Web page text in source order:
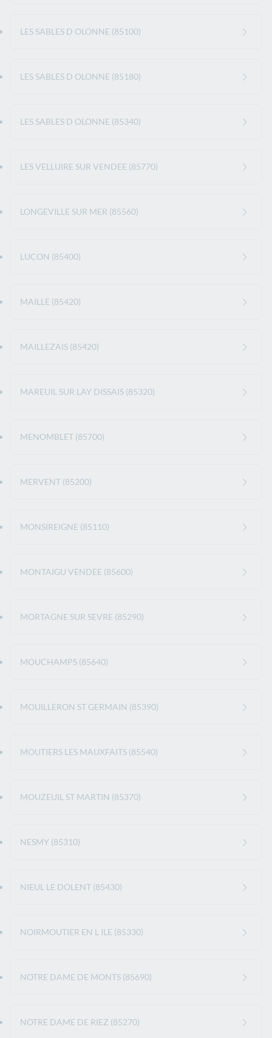
LES SABLES D OLONNE (85100)
LES SABLES D OLONNE (85180)
LES SABLES D OLONNE (85340)
LES VELLUIRE SUR VENDEE (85770)
LONGEVILLE SUR MER (85560)
LUCON (85400)
MAILLE (85420)
MAILLEZAIS (85420)
MAREUIL SUR LAY DISSAIS (85320)
MENOMBLET (85700)
MERVENT (85200)
MONSIREIGNE (85110)
MONTAIGU VENDEE (85600)
MORTAGNE SUR SEVRE (85290)
MOUCHAMPS (85640)
MOUILLERON ST GERMAIN (85390)
MOUTIERS LES MAUXFAITS (85540)
MOUZEUIL ST MARTIN (85370)
NESMY (85310)
NIEUL LE DOLENT (85430)
NOIRMOUTIER EN L ILE (85330)
NOTRE DAME DE MONTS (85690)
NOTRE DAME DE RIEZ (85270)